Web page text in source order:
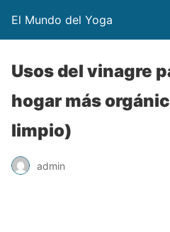
El Mundo del Yoga
Usos del vinagre
hogar más
limpio)
admin